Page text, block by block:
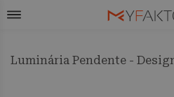
Luminária Pendente -